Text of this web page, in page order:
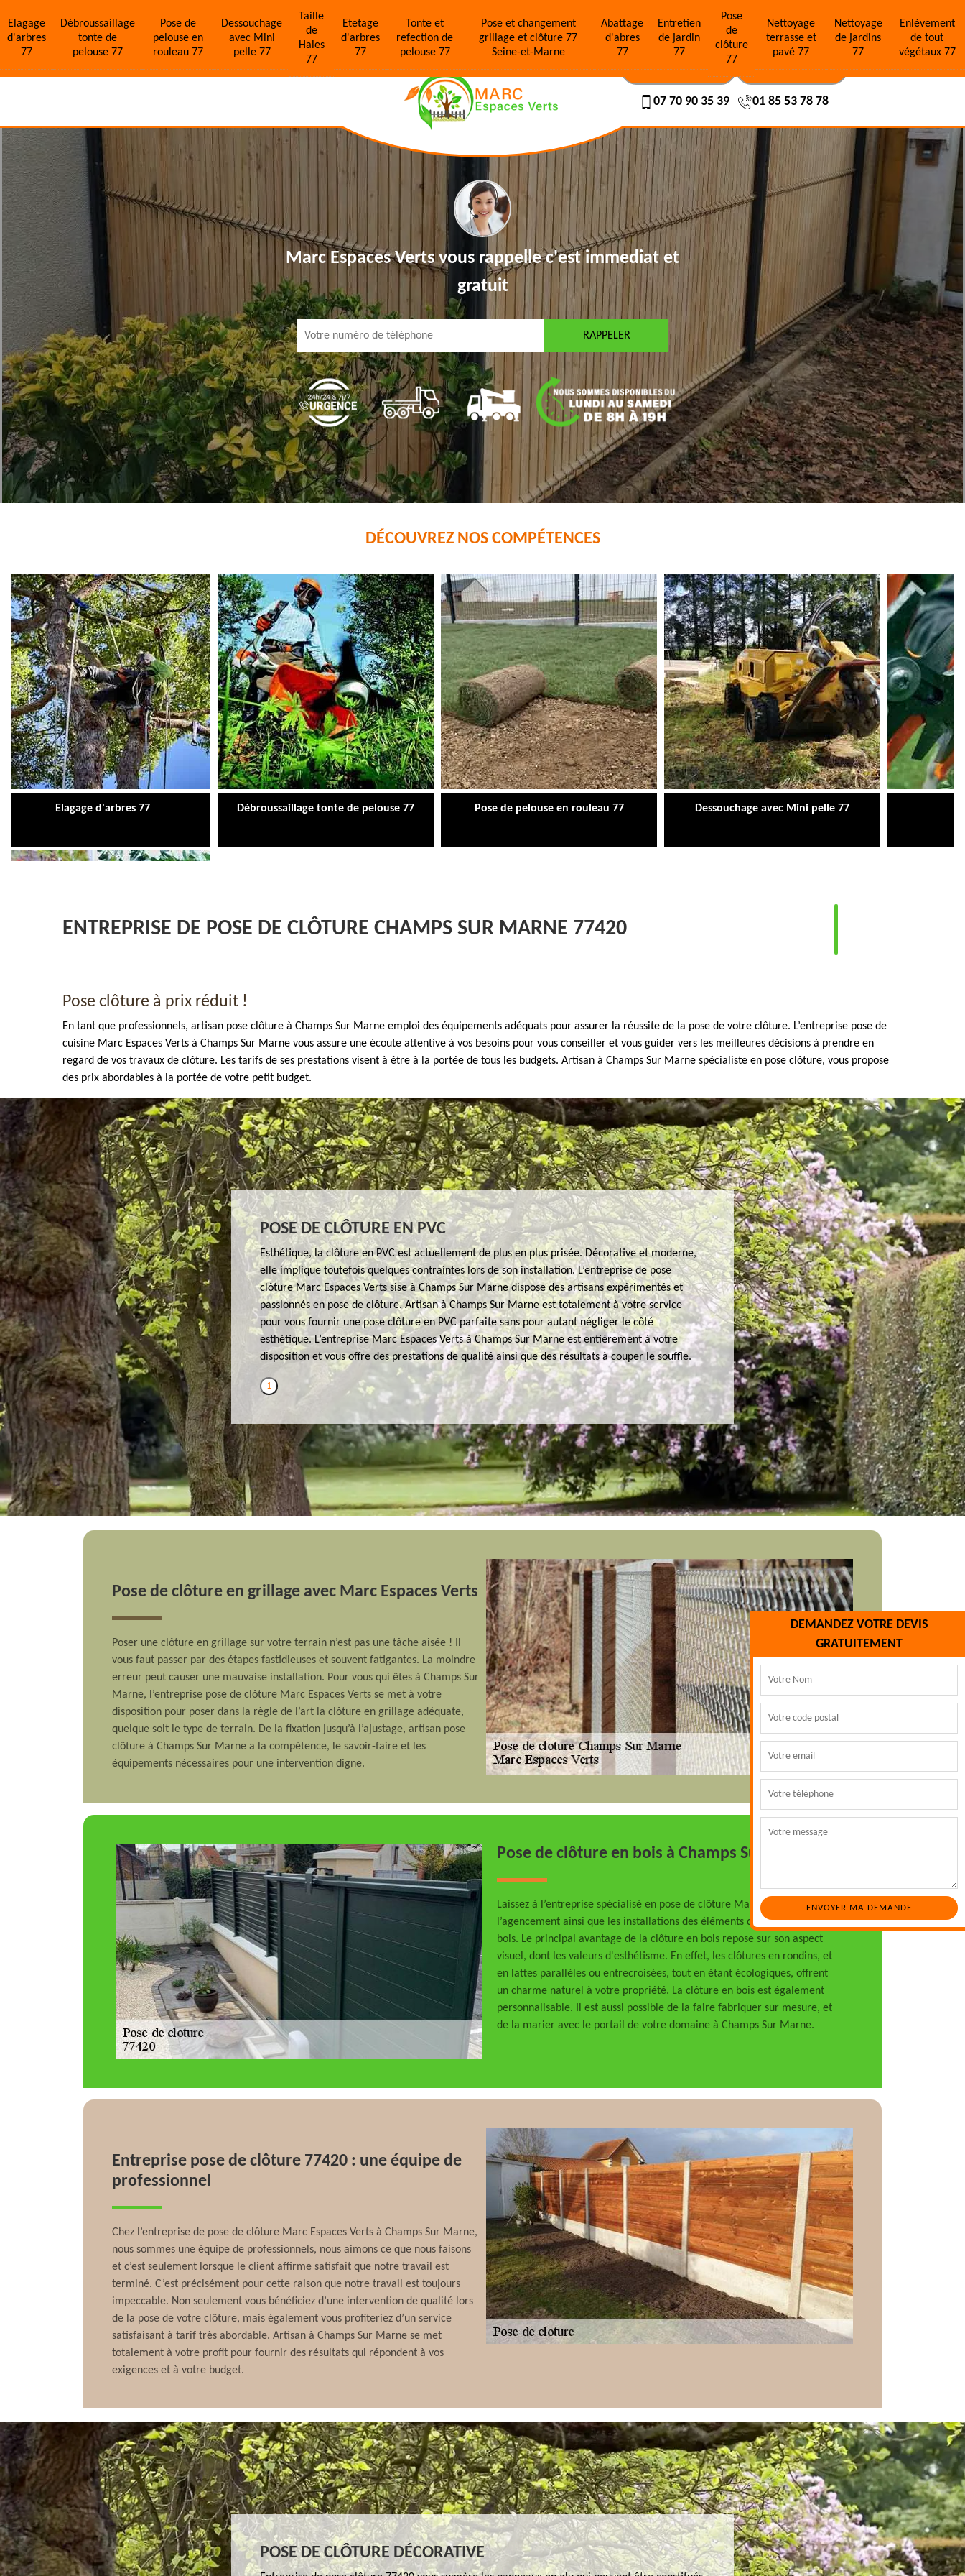
Elagage
d'arbres
77
Débroussaillage
tonte de
pelouse 77
Pose de
pelouse en
rouleau 77
Dessouchage
avec Mini
pelle 77
Taille
de
Haies
77
Etetage
d'arbres
77
Tonte et
refection de
pelouse 77
Pose et changement
grillage et clôture 77
Seine-et-Marne
Abattage
d'abres
77
Entretien
de jardin
77
Pose
de
clôture
77
Nettoyage
terrasse et
pavé 77
Nettoyage
de jardins
77
Enlèvement
de tout
végétaux 77
NOS RÉALISATIONS NOUS CONTACTER
07 70 90 35 39 01 85 53 78 78
Marc Espaces Verts vous rappellec'est immediat et
gratuit
DÉCOUVREZ NOS COMPÉTENCES
Elagage d'arbres 77 Débroussaillage tonte de pelouse 77 Pose de pelouse en rouleau 77 Dessouchage avec Mini pelle 77
Enlèvement de tout végétaux 77
DEMANDEZ VOTRE DEVIS
GRATUITEMENT
ENTREPRISE DE POSE DE CLÔTURE CHAMPS SUR MARNE 77420
Pose clôture à prix réduit !
En tant que professionnels, artisan pose clôture à Champs Sur Marne emploi des équipements adéquats pour assurer la réussite de la pose de votre clôture. L’entreprise pose de
cuisine Marc Espaces Verts à Champs Sur Marne vous assure une écoute attentive à vos besoins pour vous conseiller et vous guider vers les meilleures décisions à prendre en
regard de vos travaux de clôture. Les tarifs de ses prestations visent à être à la portée de tous les budgets. Artisan à Champs Sur Marne spécialiste en pose clôture, vous propose
des prix abordables à la portée de votre petit budget.
POSE DE CLÔTURE EN PVC
Esthétique, la clôture en PVC est actuellement de plus en plus prisée. Décorative et moderne,
elle implique toutefois quelques contraintes lors de son installation. L’entreprise de pose
clôture Marc Espaces Verts sise à Champs Sur Marne dispose des artisans expérimentés et
passionnés en pose de clôture. Artisan à Champs Sur Marne est totalement à votre service
pour vous fournir une pose clôture en PVC parfaite sans pour autant négliger le côté
esthétique. L’entreprise Marc Espaces Verts à Champs Sur Marne est entièrement à votre
disposition et vous offre des prestations de qualité ainsi que des résultats à couper le souffle.
1
Pose de clôture en grillage avec Marc Espaces Verts
Poser une clôture en grillage sur votre terrain n’est pas une tâche aisée ! Il
vous faut passer par des étapes fastidieuses et souvent fatigantes. La moindre
erreur peut causer une mauvaise installation. Pour vous qui êtes à Champs Sur
Marne, l’entreprise pose de clôture Marc Espaces Verts se met à votre
disposition pour poser dans la règle de l’art la clôture en grillage adéquate,
quelque soit le type de terrain. De la fixation jusqu’à l’ajustage, artisan pose
clôture à Champs Sur Marne a la compétence, le savoir-faire et les
équipements nécessaires pour une intervention digne.
Pose de clôture en bois à Champs Sur Marne
Laissez à l’entreprise spécialisé en pose de clôture Marc Espaces Verts
l’agencement ainsi que les installations des éléments de votre clôture en
bois. Le principal avantage de la clôture en bois repose sur son aspect
visuel, dont les valeurs d'esthétisme. En effet, les clôtures en rondins, et
en lattes parallèles ou entrecroisées, tout en étant écologiques, offrent
un charme naturel à votre propriété. La clôture en bois est également
personnalisable. Il est aussi possible de la faire fabriquer sur mesure, et
de la marier avec le portail de votre domaine à Champs Sur Marne.
Entreprise pose de clôture 77420 : une équipe de
professionnel
Chez l’entreprise de pose de clôture Marc Espaces Verts à Champs Sur Marne,
nous sommes une équipe de professionnels, nous aimons ce que nous faisons
et c’est seulement lorsque le client affirme satisfait que notre travail est
terminé. C’est précisément pour cette raison que notre travail est toujours
impeccable. Non seulement vous bénéficiez d’une intervention de qualité lors
de la pose de votre clôture, mais également vous profiteriez d’un service
satisfaisant à tarif très abordable. Artisan à Champs Sur Marne se met
totalement à votre profit pour fournir des résultats qui répondent à vos
exigences et à votre budget.
POSE DE CLÔTURE DÉCORATIVE